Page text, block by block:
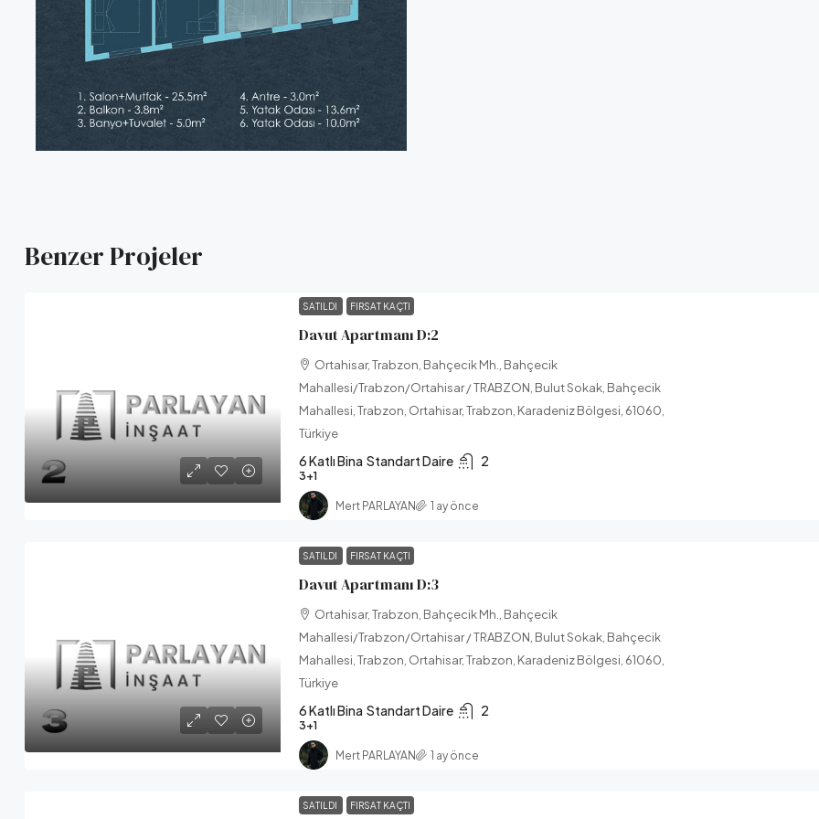
Benzer Projeler
SATILDI FIRSAT KAÇTI
Davut Apartmanı D:2
Ortahisar, Trabzon, Bahçecik Mh., Bahçecik
Mahallesi/Trabzon/Ortahisar / TRABZON, Bulut Sokak, Bahçecik
Mahallesi, Trabzon, Ortahisar, Trabzon, Karadeniz Bölgesi, 61060,
Türkiye
6 Katlı Bina Standart Daire 2
3+1
Mert PARLAYAN 1 ay önce
SATILDI FIRSAT KAÇTI
Davut Apartmanı D:3
Ortahisar, Trabzon, Bahçecik Mh., Bahçecik
Mahallesi/Trabzon/Ortahisar / TRABZON, Bulut Sokak, Bahçecik
Mahallesi, Trabzon, Ortahisar, Trabzon, Karadeniz Bölgesi, 61060,
Türkiye
6 Katlı Bina Standart Daire 2
3+1
Mert PARLAYAN 1 ay önce
SATILDI FIRSAT KAÇTI